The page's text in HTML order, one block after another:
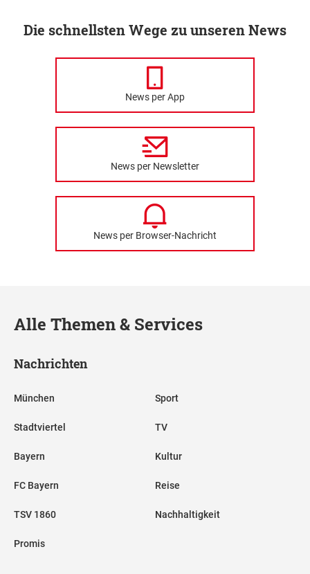
Die schnellsten Wege zu unseren News
News per App
News per Newsletter
News per Browser-Nachricht
Alle Themen & Services
Nachrichten
München
Stadtviertel
Bayern
FC Bayern
TSV 1860
Promis
Sport
TV
Kultur
Reise
Nachhaltigkeit